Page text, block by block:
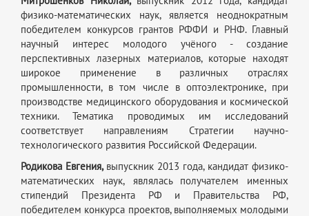
физико-математических наук, является неоднократным
победителем конкурсов грантов РФФИ и РНФ. Главный
научный интерес молодого учёного - создание
перспективных лазерных материалов, которые находят
широкое применение в различных отраслях
промышленности, в том числе в оптоэлектронике, при
производстве медицинского оборудования и космической
техники. Тематика проводимых им исследований
соответствует направлениям Стратегии научно-
технологического развития Российской Федерации.
Родикова Евгения, выпускник 2013 года, кандидат физико-
математических наук,
являлась получателем именных
стипендий Президента РФ и Правительства РФ,
победителем конкурса проектов, выполняемых молодыми